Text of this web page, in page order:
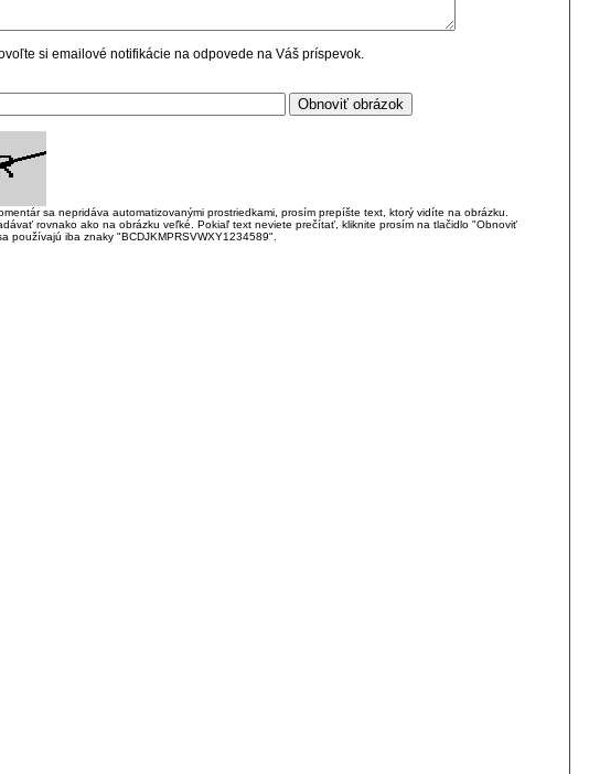
si emailové notifikácie na odpovede na Váš príspevok.
sa nepridáva automatizovanými prostriedkami, prosím prepíšte text, ktorý vidíte na obrázku.
rovnako ako na obrázku veľké. Pokiaľ text neviete prečítať, kliknite prosím na tlačidlo "Obnoviť
používajú iba znaky "BCDJKMPRSVWXY1234589".